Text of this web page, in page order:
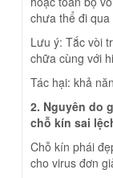
chưa thể đi
Lưu ý: Tắc vòi
chữa cùng với
Tác hại: khả
2. Nguyên do
chỗ kín sai
Chỗ kín phái
cho virus đơn